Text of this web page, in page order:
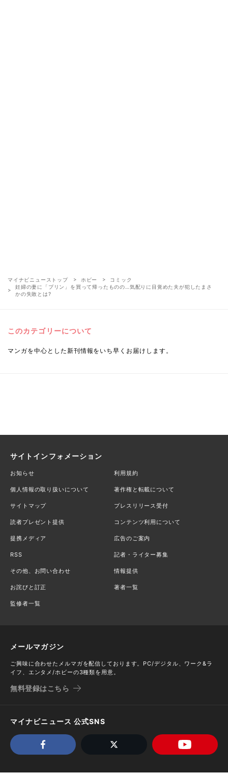
マイナビニューストップ ホビー
コミック
妊婦の妻に「プリン」を買って帰ったものの…気配りに目覚めた夫が犯したまさ
かの失敗とは?
このカテゴリーについて
マンガを中心とした新刊情報をいち早くお届けします。
サイトインフォメーション
お知らせ 利用規約
個人情報の取り扱いについて 著作権と転載について
サイトマップ プレスリリース受付
読者プレゼント提供 コンテンツ利用について
提携メディア 広告のご案内
RSS 記者・ライター募集
その他、お問い合わせ 情報提供
お詫びと訂正 著者一覧
監修者一覧
メールマガジン
ご興味に合わせたメルマガを配信しております。PC/デジタル、ワーク&ラ
イフ、エンタメ/ホビーの3種類を用意。
無料登録はこちら
マイナビニュース 公式SNS